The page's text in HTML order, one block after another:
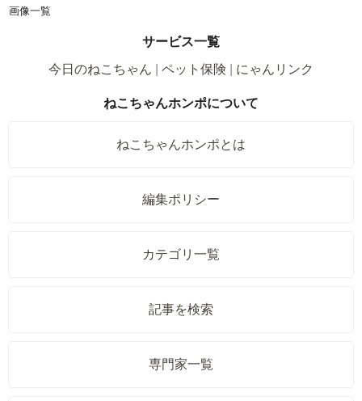
画像一覧
サービス一覧
今日のねこちゃん
ペット保険 にゃんリンク
ねこちゃんホンポについて
ねこちゃんホンポとは
編集ポリシー
カテゴリ一覧
記事を検索
専門家一覧